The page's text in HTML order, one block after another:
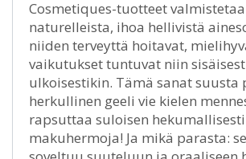
Cosmetiques-tuotteet
naturelleista, ihoa hellivistä
niiden terveyttä hoitavat,
vaikutukset tuntuvat niin
ulkoisestikin. Tämä sanat suusta
herkullinen geeli vie kielen
rapsuttaa suloisen hekumallisesti
makuhermoja! Ja mikä parasta: